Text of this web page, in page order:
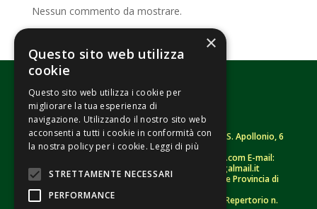
Nessun commento da mostrare.
Fondazione Senza Frontiere – ETS |Strada S. Apollonio, 6
– 46042 Castel Goffredo (MN)
– Sito: www.senzafrontiere.com E-mail:
tenuapol@gmail.com– Pec:tenuapol@legalmail.it
C. F. 90008460207 – Registro persone giuridiche Provincia di
Mantova n. 243 (sospeso)
Registro Unico Nazionale del Terzo Settore – Repertorio n.
×
Questo sito web utilizza
cookie
Questo sito web utilizza i cookie per
migliorare la tua esperienza di
navigazione. Utilizzando il nostro sito web
acconsenti a tutti i cookie in conformità con
la nostra policy per i cookie. Leggi di più
STRETTAMENTE NECESSARI
PERFORMANCE